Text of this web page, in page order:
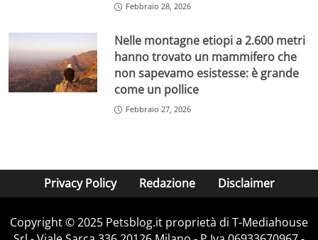
Febbraio 28, 2026
Nelle montagne etiopi a 2.600 metri
hanno trovato un mammifero che
non sapevamo esistesse: è grande
come un pollice
Febbraio 27, 2026
Privacy Policy Redazione Disclaimer
Copyright © 2025 Petsblog.it proprietà di T-Mediahouse